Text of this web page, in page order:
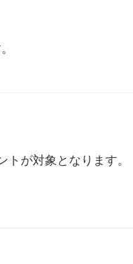
が対象となります。